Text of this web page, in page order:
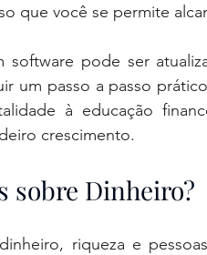
que você se permite
pode ser
um passo a passo
crescimento.
sobre Dinheiro?
riqueza e